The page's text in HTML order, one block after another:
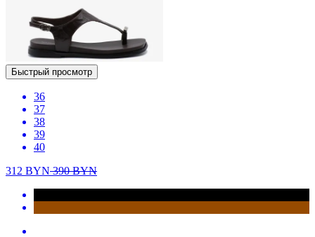
Быстрый просмотр
36
37
38
39
40
312 BYN390BYN